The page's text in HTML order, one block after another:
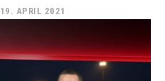
19. APRIL 2021